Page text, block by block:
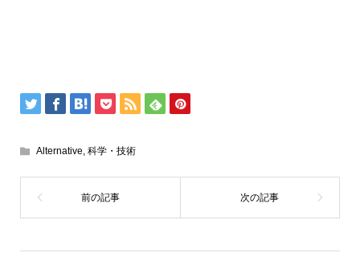
Alternative 科学・技術